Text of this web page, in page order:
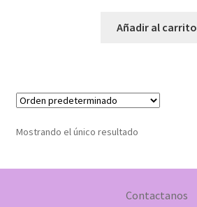
Añadir al carrito
Mostrando el único resultado
Contactanos